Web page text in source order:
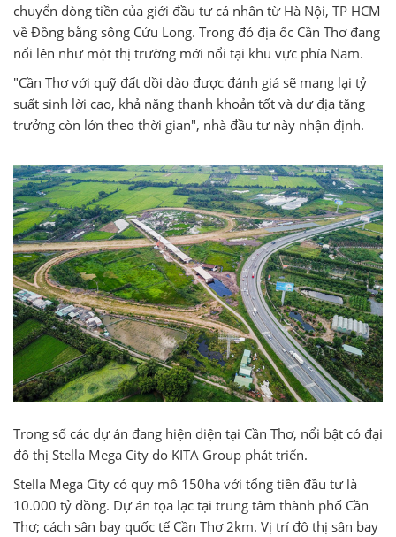
chuyển dòng tiền của giới đầu tư cá nhân từ Hà Nội, TP HCM
về Đồng bằng sông Cửu Long. Trong đó địa ốc Cần Thơ đang
nổi lên như một thị trường mới nổi tại khu vực phía Nam.
"Cần Thơ với quỹ đất dồi dào được đánh giá sẽ mang lại tỷ
suất sinh lời cao, khả năng thanh khoản tốt và dư địa tăng
trưởng còn lớn theo thời gian", nhà đầu tư này nhận định.
Trong số các dự án đang hiện diện tại Cần Thơ, nổi bật có đại
đô thị Stella Mega City do KITA Group phát triển.
Stella Mega City có quy mô 150ha với tổng tiền đầu tư là
10.000 tỷ đồng. Dự án tọa lạc tại trung tâm thành phố Cần
Thơ; cách sân bay quốc tế Cần Thơ 2km. Vị trí đô thị sân bay